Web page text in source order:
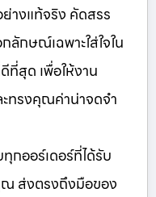
างแท้จริง คัดสรร
ลักษณ์เฉพาะใส่ใจใน
ที่สุด เพื่อให้งาน
ทรงคุณค่าน่าจดจำ
กออร์เดอร์ที่ได้รับ
ณ ส่งตรงถึงมือของ